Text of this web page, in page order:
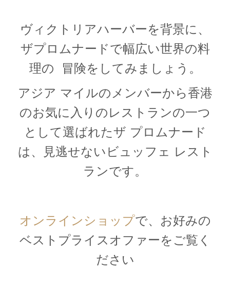
ヴィクトリアハーバーを背景に、
ザプロムナードで幅広い世界の料
理の 冒険をしてみましょう。
アジア マイルのメンバーから香港
のお気に入りのレストランの一つ
として選ばれたザ プロムナード
は、見逃せないビュッフェ レスト
ランです。
オンラインショップで、お好みの
ベストプライスオファーをご覧く
ださい